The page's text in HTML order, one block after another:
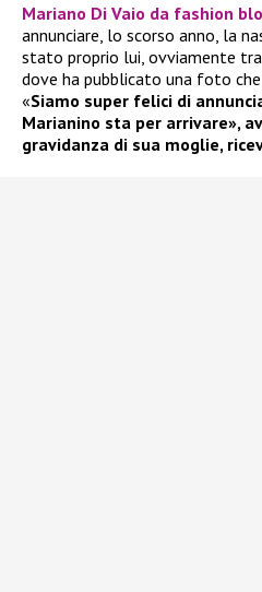
Mariano Di Vaio da fashion
annunciare, lo scorso anno, la
stato proprio lui, ovviamente
dove ha pubblicato una foto
«Siamo super felici di
Marianino sta per arrivare»,
gravidanza di sua moglie,